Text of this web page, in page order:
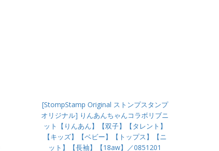
[StompStamp Original ストンプスタンプ
オリジナル] りんあんちゃんコラボリブニ
ット【りんあん】【双子】【タレント】
【キッズ】【ベビー】【トップス】【ニ
ット】【長袖】【18aw】／0851201